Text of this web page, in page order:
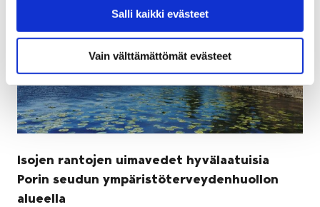
Salli kaikki evästeet
Vain välttämättömät evästeet
Isojen rantojen uimavedet hyvälaatuisia
Porin seudun ympäristöterveydenhuollon
alueella